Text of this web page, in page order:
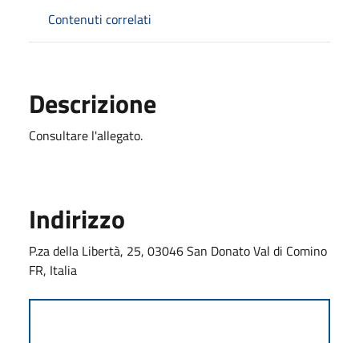
Contenuti correlati
Descrizione
Consultare l'allegato.
Indirizzo
P.za della Libertà, 25, 03046 San Donato Val di Comino
FR, Italia